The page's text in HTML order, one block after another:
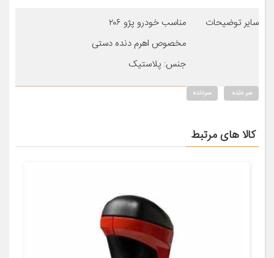
سایر توضیحات
مناسب خودرو پژو ۲۰۶
مخصوص اهرم دنده دستی
جنس: پلاستیک
سر دنده سردنده
کالا های مرتبط